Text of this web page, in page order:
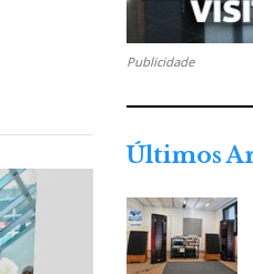
Publicidade
Últimos